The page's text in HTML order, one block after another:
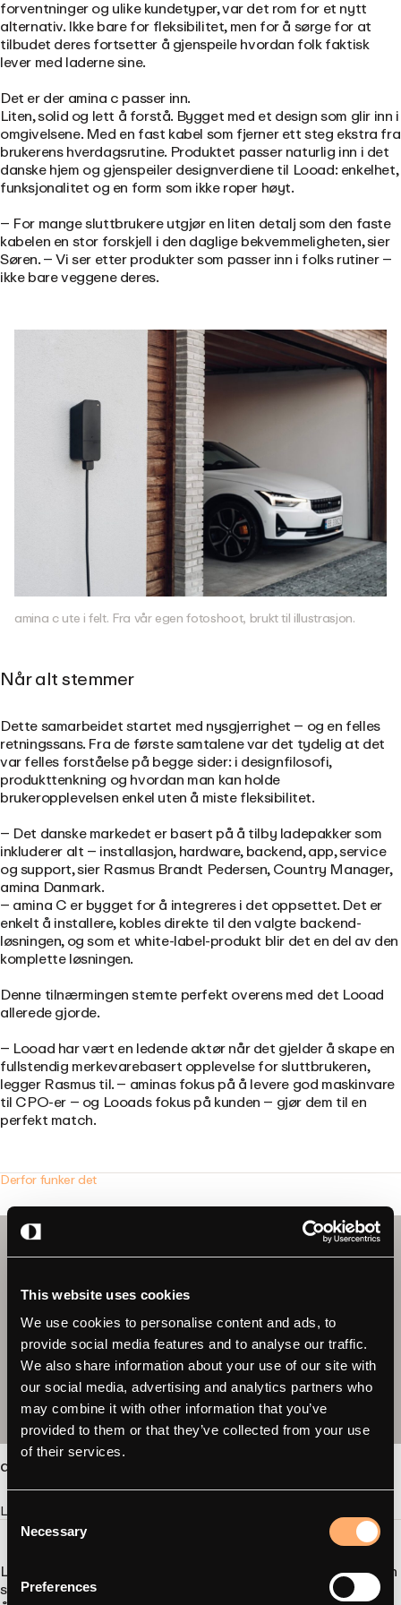
This website uses cookies
We use cookies to personalise content and ads, to
provide social media features and to analyse our traffic.
We also share information about your use of our site with
our social media, advertising and analytics partners who
may combine it with other information that you’ve
provided to them or that they’ve collected from your use
of their services.
Consent
Selection
Necessary
Preferences
forventninger og ulike kundetyper, var det rom for et nytt
alternativ. Ikke bare for fleksibilitet, men for å sørge for at
tilbudet deres fortsetter å gjenspeile hvordan folk faktisk
lever med laderne sine.
Det er der amina c passer inn.
Liten, solid og lett å forstå. Bygget med et design som glir inn i
omgivelsene. Med en fast kabel som fjerner ett steg ekstra fra
brukerens hverdagsrutine. Produktet passer naturlig inn i det
danske hjem og gjenspeiler designverdiene til Looad: enkelhet,
funksjonalitet og en form som ikke roper høyt.
– For mange sluttbrukere utgjør en liten detalj som den faste
kabelen en stor forskjell i den daglige bekvemmeligheten, sier
Søren. – Vi ser etter produkter som passer inn i folks rutiner –
ikke bare veggene deres.
amina c ute i felt. Fra vår egen fotoshoot, brukt til illustrasjon.
Når alt stemmer
Dette samarbeidet startet med nysgjerrighet – og en felles
retningssans. Fra de første samtalene var det tydelig at det
var felles forståelse på begge sider: i designfilosofi,
produkttenkning og hvordan man kan holde
brukeropplevelsen enkel uten å miste fleksibilitet.
– Det danske markedet er basert på å tilby ladepakker som
inkluderer alt – installasjon, hardware, backend, app, service
og support, sier Rasmus Brandt Pedersen, Country Manager,
amina Danmark.
– amina C er bygget for å integreres i det oppsettet. Det er
enkelt å installere, kobles direkte til den valgte backend-
løsningen, og som et white-label-produkt blir det en del av den
komplette løsningen.
Denne tilnærmingen stemte perfekt overens med det Looad
allerede gjorde.
– Looad har vært en ledende aktør når det gjelder å skape en
fullstendig merkevarebasert opplevelse for sluttbrukeren,
legger Rasmus til. – aminas fokus på å levere god maskinvare
til CPO-er – og Looads fokus på kunden – gjør dem til en
perfekt match.
Derfor funker det
amina C / C2
Les mer
Looad ser ikke på seg selv som en hardware-distributør – men
som en langsiktig partner i det grønne skiftet. Det handler om